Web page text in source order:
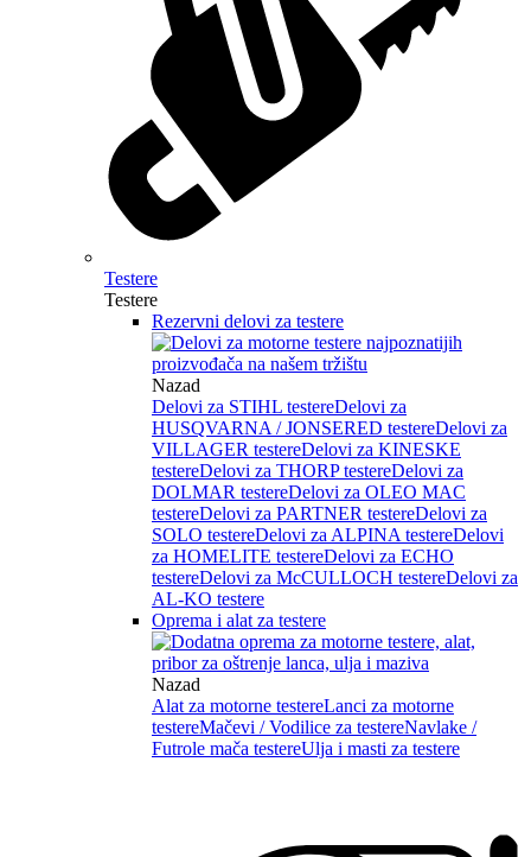
Testere
Testere
Rezervni delovi za testere
Nazad
Delovi za STIHL testereDelovi za
HUSQVARNA / JONSERED testereDelovi za
VILLAGER testereDelovi za KINESKE
testereDelovi za THORP testereDelovi za
DOLMAR testereDelovi za OLEO MAC
testereDelovi za PARTNER testereDelovi za
SOLO testereDelovi za ALPINA testereDelovi
za HOMELITE testereDelovi za ECHO
testereDelovi za McCULLOCH testereDelovi za
AL-KO testere
Oprema i alat za testere
Nazad
Alat za motorne testereLanci za motorne
testereMačevi / Vodilice za testereNavlake /
Futrole mača testereUlja i masti za testere